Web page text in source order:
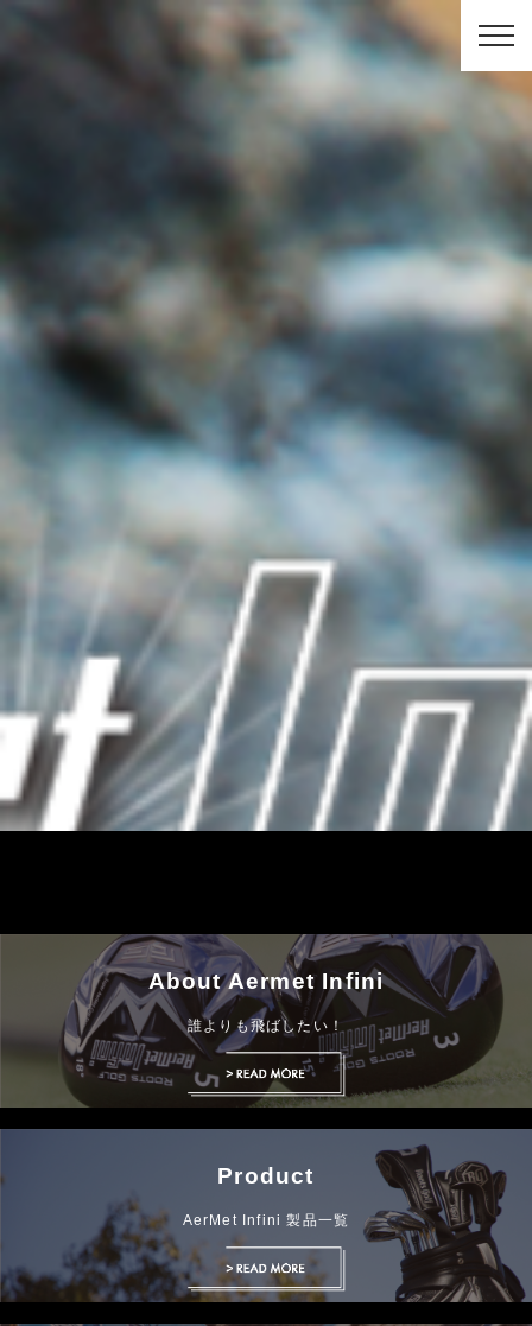
About Aermet Infini
誰よりも飛ばしたい！
Product
AerMet Infini 製品一覧